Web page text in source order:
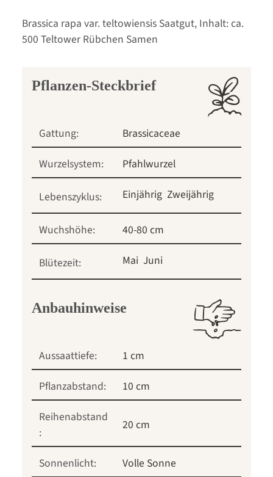
Brassica rapa var. teltowiensis Saatgut, Inhalt: ca.
500 Teltower Rübchen Samen
Pflanzen-Steckbrief
Gattung:
Brassicaceae
Wurzelsystem:
Pfahlwurzel
Lebenszyklus: Einjährig Zweijährig
Wuchshöhe: 40-80 cm
Blütezeit: Mai Juni
Anbauhinweise
Aussaattiefe:
1 cm
Pflanzabstand:
10 cm
Reihenabstand
:
20 cm
Sonnenlicht: Volle Sonne